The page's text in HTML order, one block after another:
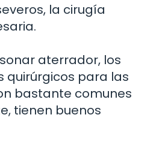
la cirugía
aterrador, los
quirúrgicos para las
bastante comunes
tienen buenos